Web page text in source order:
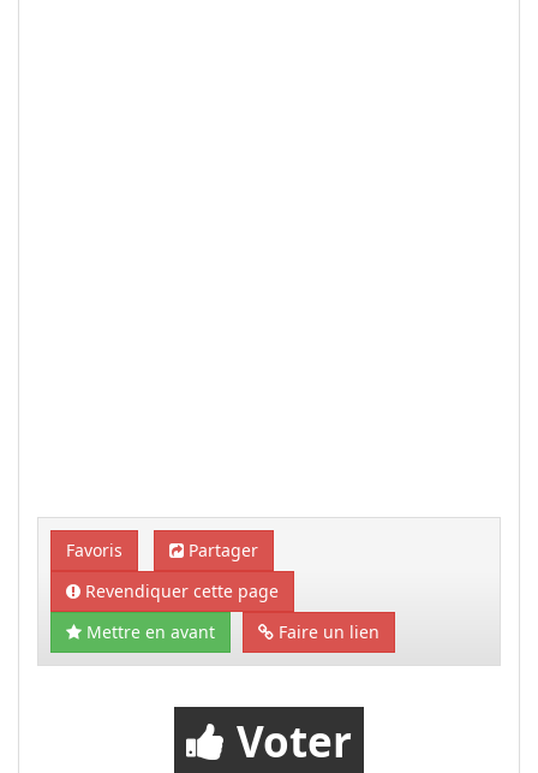
Favoris
Partager
Revendiquer cette page
Mettre en avant
Faire un lien
Voter